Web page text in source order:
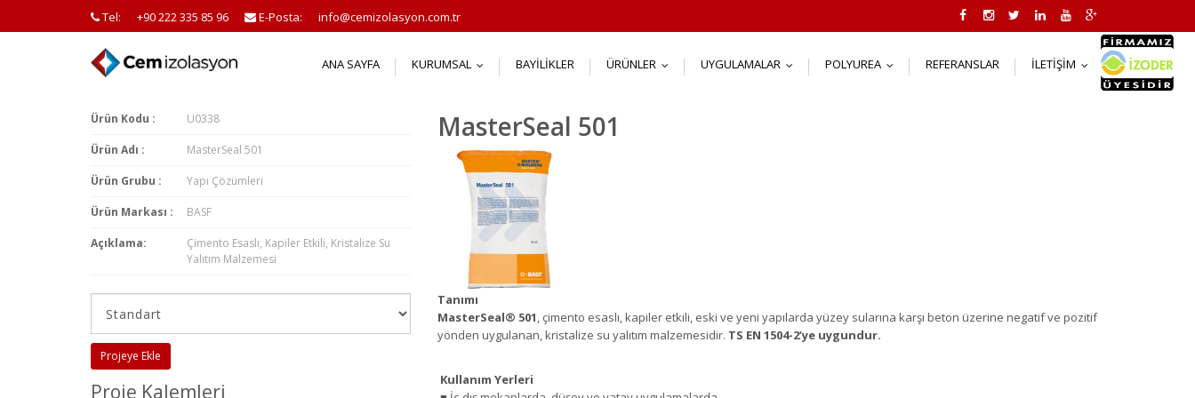
Tel: +90 222 335 85 96 E-Posta: info@cemizolasyon.com.tr
ANA SAYFA KURUMSAL BAYILIKLER ÜRÜNLER UYGULAMALAR POLYUREA REFERANSLAR İLETIŞIM
Ürün Kodu : U0338
Ürün Adı : MasterSeal 501
Ürün Grubu : Yapı Çözümleri
Ürün Markası : BASF
Açıklama:
Çimento Esaslı, Kapiler Etkili, Kristalize Su
Yalıtım Malzemesi
Projeye Ekle
Proje Kalemleri
MasterSeal 501
Tanımı
MasterSeal® 501, çimento esaslı, kapiler etkili, eski ve yeni yapılarda yüzey sularına karşı beton üzerine negatif ve pozitif
yönden uygulanan, kristalize su yalıtım malzemesidir. TS EN 1504-2’ye uygundur.
Kullanım Yerleri